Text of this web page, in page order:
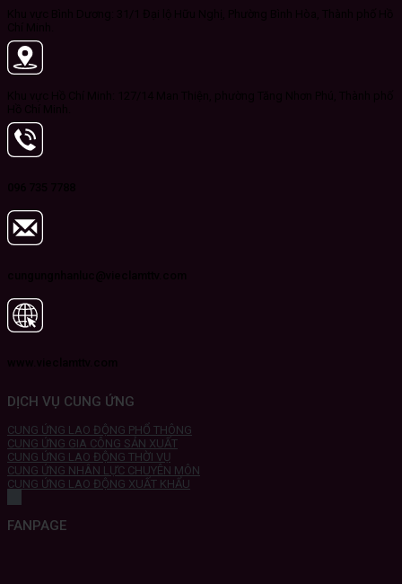
DỊCH VỤ CUNG ỨNG
CUNG ỨNG LAO ĐỘNG PHỔ THÔNG
CUNG ỨNG GIA CÔNG SẢN XUẤT
CUNG ỨNG LAO ĐỘNG THỜI VỤ
CUNG ỨNG NHÂN LỰC CHUYÊN MÔN
CUNG ỨNG LAO ĐỘNG XUẤT KHẨU
FANPAGE